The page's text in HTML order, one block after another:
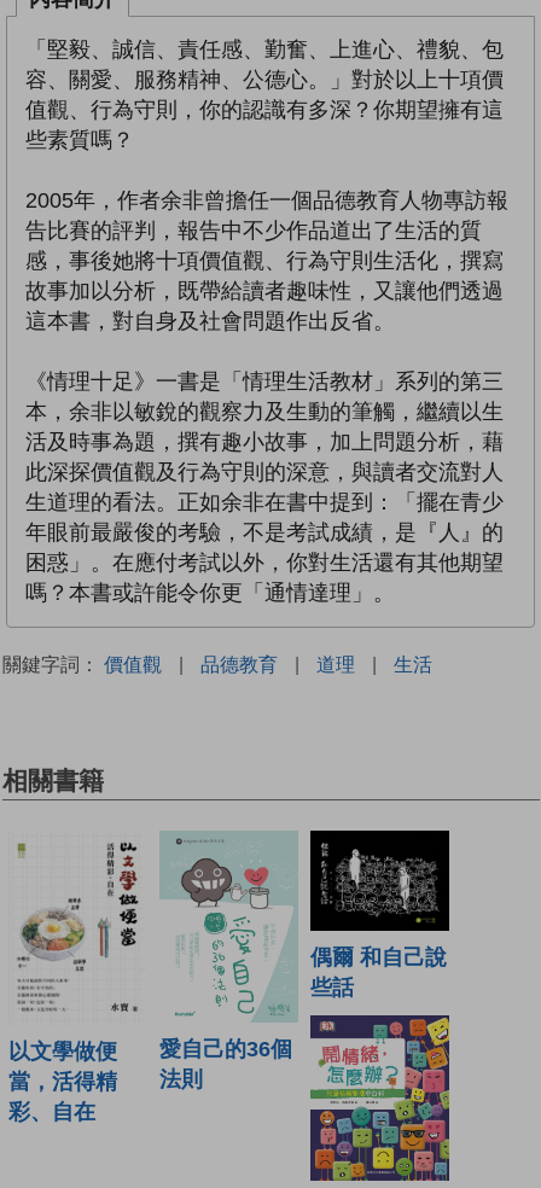
「堅毅、誠信、責任感、勤奮、上進心、禮貌、包
容、關愛、服務精神、公德心。」對於以上十項價
值觀、行為守則，你的認識有多深？你期望擁有這
些素質嗎？
2005年，作者余非曾擔任一個品德教育人物專訪報
告比賽的評判，報告中不少作品道出了生活的質
感，事後她將十項價值觀、行為守則生活化，撰寫
故事加以分析，既帶給讀者趣味性，又讓他們透過
這本書，對自身及社會問題作出反省。
《情理十足》一書是「情理生活教材」系列的第三
本，余非以敏銳的觀察力及生動的筆觸，繼續以生
活及時事為題，撰有趣小故事，加上問題分析，藉
此深探價值觀及行為守則的深意，與讀者交流對人
生道理的看法。正如余非在書中提到：「擺在青少
年眼前最嚴俊的考驗，不是考試成績，是『人』的
困惑」。在應付考試以外，你對生活還有其他期望
嗎？本書或許能令你更「通情達理」。
關鍵字詞： 價值觀 | 品德教育 | 道理 | 生活
相關書籍
以文學做便
當，活得精
彩、自在
愛自己的36個
法則
偶爾 和自己說
些話